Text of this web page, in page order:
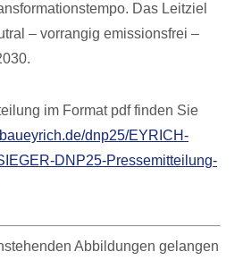
Das Leitziel
– vorrangig emissionsfrei –
im Format pdf finden Sie
dnp25/EYRICH-
DNP25-Pressemitteilung-
Abbildungen gelangen